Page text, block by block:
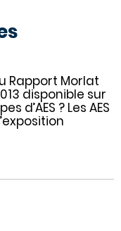
Rapport Morlat
disponible sur
d’AES ? Les AES